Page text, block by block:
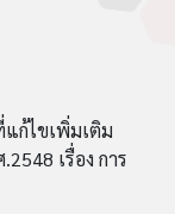
ก้ไขเพิ่มเติม
เรื่อง การ